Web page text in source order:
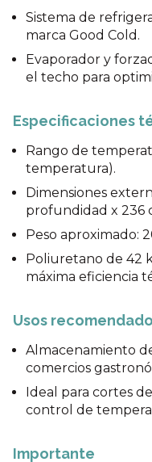
Sistema de
marca Good Cold.
Evaporador y
el techo para
Especificaciones
Rango de
temperatura).
Dimensiones
profundidad x 236
Peso aproximado:
Poliuretano de 42
máxima eficiencia
Usos
Almacenamiento
comercios
Ideal para cortes
control de
Importante